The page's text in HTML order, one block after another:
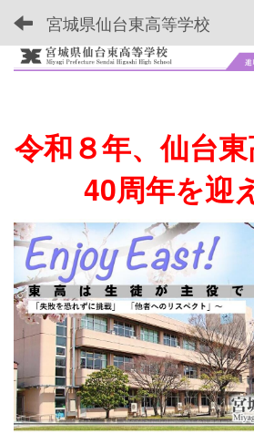
宮城県仙台東高等学校
令和８年、仙台
40周年を迎